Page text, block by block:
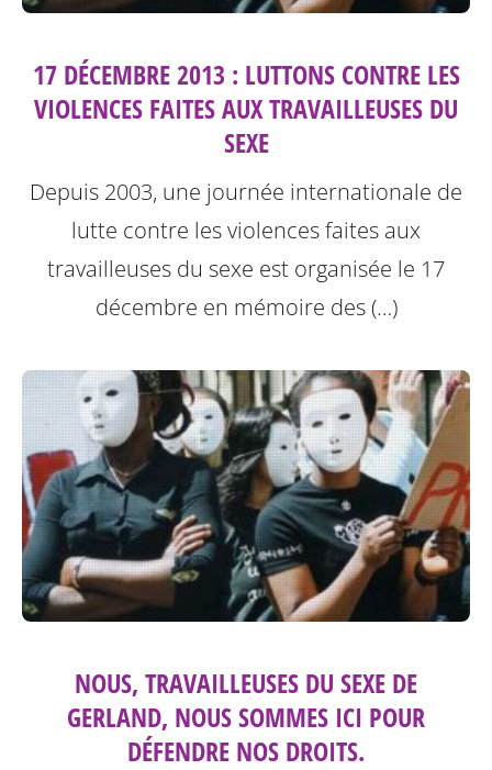
17 DÉCEMBRE 2013 : LUTTONS CONTRE LES
VIOLENCES FAITES AUX TRAVAILLEUSES DU
SEXE
Depuis 2003, une journée internationale de
lutte contre les violences faites aux
travailleuses du sexe est organisée le 17
décembre en mémoire des (…)
NOUS, TRAVAILLEUSES DU SEXE DE
GERLAND, NOUS SOMMES ICI POUR
DÉFENDRE NOS DROITS.